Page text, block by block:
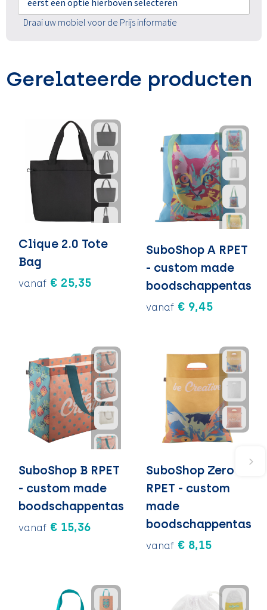
eerst een optie hierboven selecteren
Draai uw mobiel voor de Prijs informatie
Gerelateerde producten
Clique 2.0 Tote
Bag
vanaf € 25,35
SuboShop A RPET
- custom made
boodschappentas
vanaf € 9,45
SuboShop B RPET
- custom made
boodschappentas
vanaf € 15,36
SuboShop Zero
RPET - custom
made
boodschappentas
vanaf € 8,15